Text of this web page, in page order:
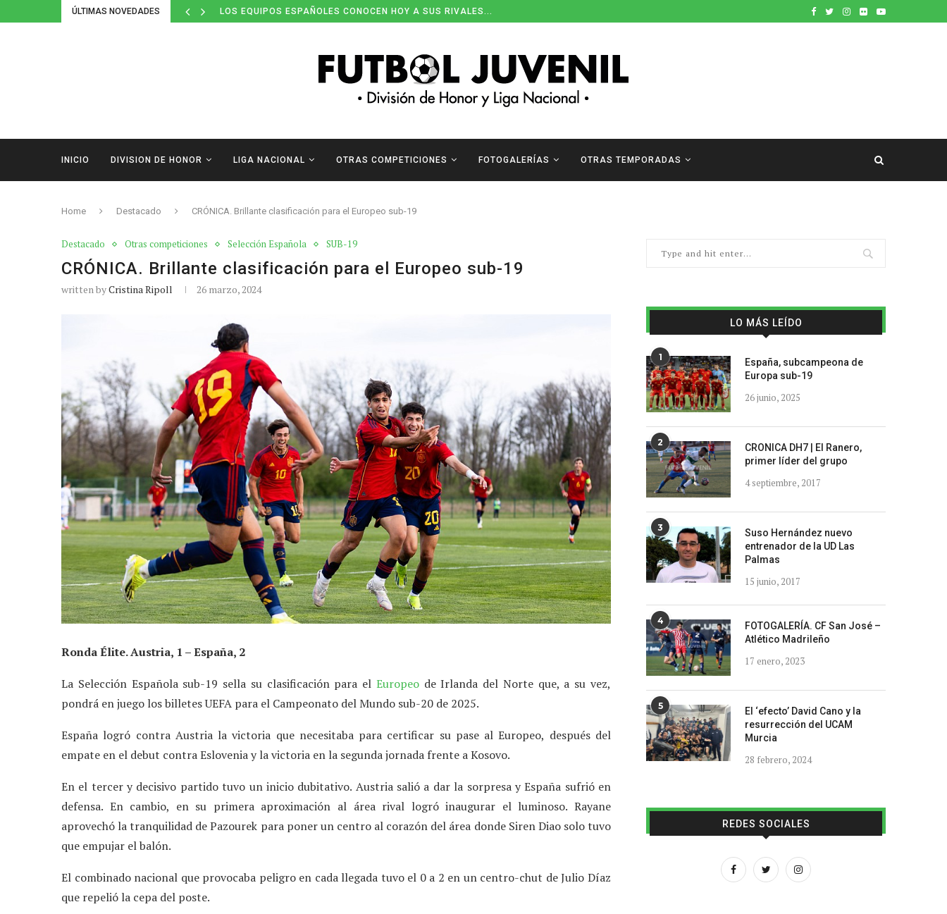
ÚLTIMAS NOVEDADES LOS EQUIPOS ESPAÑOLES CONOCEN HOY A SUS RIVALES...
INICIO DIVISION DE HONOR LIGA NACIONAL OTRAS COMPETICIONES FOTOGALERÍAS OTRAS TEMPORADAS
Home Destacado CRÓNICA. Brillante clasificación para el Europeo sub-19
Destacado Otras competiciones Selección Española SUB-19
CRÓNICA. Brillante clasificación para el Europeo sub-19
written byCristina Ripoll 26 marzo, 2024
Ronda Élite. Austria, 1 – España, 2
La Selección Española sub-19 sella su clasificación para el Europeode Irlanda del Norte que, a su vez,
pondrá en juego los billetes UEFA para el Campeonato del Mundo sub-20 de 2025.
España logró contra Austria la victoria que necesitaba para certificar su pase al Europeo, después del
empate en el debut contra Eslovenia y la victoria en la segunda jornada frente a Kosovo.
En el tercer y decisivo partido tuvo un inicio dubitativo. Austria salió a dar la sorpresa y España sufrió en
defensa. En cambio, en su primera aproximación al área rival logró inaugurar el luminoso. Rayane
aprovechó la tranquilidad de Pazourek para poner un centro al corazón del área donde Siren Diao solo tuvo
que empujar el balón.
El combinado nacional que provocaba peligro en cada llegada tuvo el 0 a 2 en un centro-chut de Julio Díaz
que repelió la cepa del poste.
LO MÁS LEÍDO
1
España, subcampeona de
Europa sub-19
26 junio, 2025
2
CRONICA DH7 | El Ranero,
primer líder del grupo
4 septiembre, 2017
3
Suso Hernández nuevo
entrenador de la UD Las
Palmas
15 junio, 2017
4
FOTOGALERÍA. CF San José –
Atlético Madrileño
17 enero, 2023
5
El ‘efecto’ David Cano y la
resurrección del UCAM
Murcia
28 febrero, 2024
REDES SOCIALES